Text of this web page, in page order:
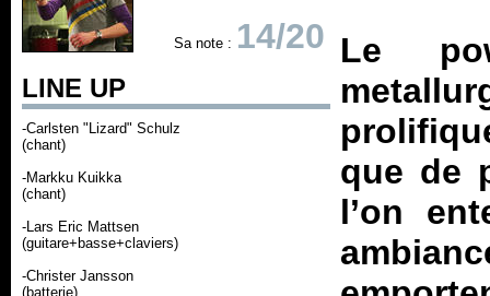
Sa note : 14/20
LINE UP
-Carlsten "Lizard" Schulz
(chant)
-Markku Kuikka
(chant)
-Lars Eric Mattsen
(guitare+basse+claviers)
-Christer Jansson
(batterie)
Le
que de
l’on